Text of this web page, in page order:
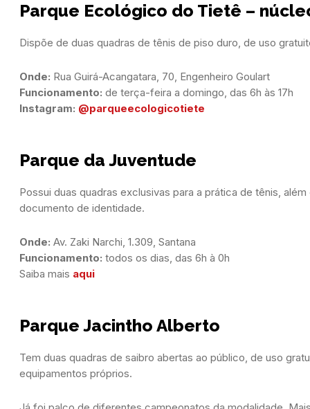
Parque Ecológico do Tietê –
Dispõe de duas quadras de tênis de piso duro, de uso
Onde:
Funcionamento:
Instagram: @parqueecologicotiete
Parque da Juventude
Possui duas quadras exclusivas para a prática de tênis,
documento de identidade.
Onde:
Funcionamento: todos os dias, das 6h à 0h
Saiba mais aqui
Parque Jacintho Alberto
Tem duas quadras de saibro abertas ao público, de uso
equipamentos próprios.